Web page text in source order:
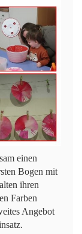
einen
Bogen mit
ihren
Farben
Angebot